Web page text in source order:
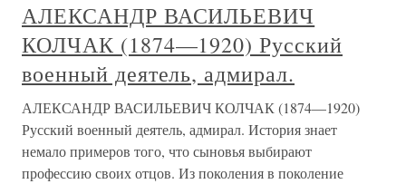
АЛЕКСАНДР ВАСИЛЬЕВИЧ
КОЛЧАК (1874—1920) Русский
военный деятель, адмирал.
АЛЕКСАНДР ВАСИЛЬЕВИЧ КОЛЧАК (1874—1920)
Русский военный деятель, адмирал. История знает
немало примеров того, что сыновья выбирают
профессию своих отцов. Из поколения в поколение